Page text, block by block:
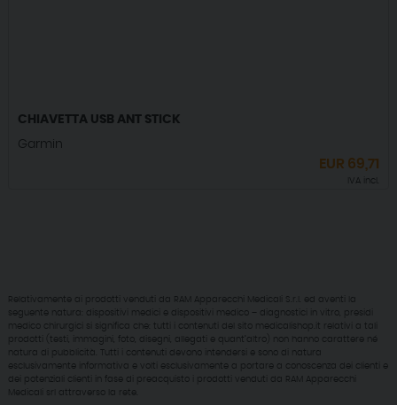
CHIAVETTA USB ANT STICK
Garmin
EUR 69,71
IVA incl.
Relativamente ai prodotti venduti da RAM Apparecchi Medicali S.r.l. ed aventi la
seguente natura: dispositivi medici e dispositivi medico – diagnostici in vitro, presidi
medico chirurgici si significa che: tutti i contenuti del sito medicalishop.it relativi a tali
prodotti (testi, immagini, foto, disegni, allegati e quant’altro) non hanno carattere né
natura di pubblicità. Tutti i contenuti devono intendersi e sono di natura
esclusivamente informativa e volti esclusivamente a portare a conoscenza dei clienti e
dei potenziali clienti in fase di preacquisto i prodotti venduti da RAM Apparecchi
Medicali srl attraverso la rete.